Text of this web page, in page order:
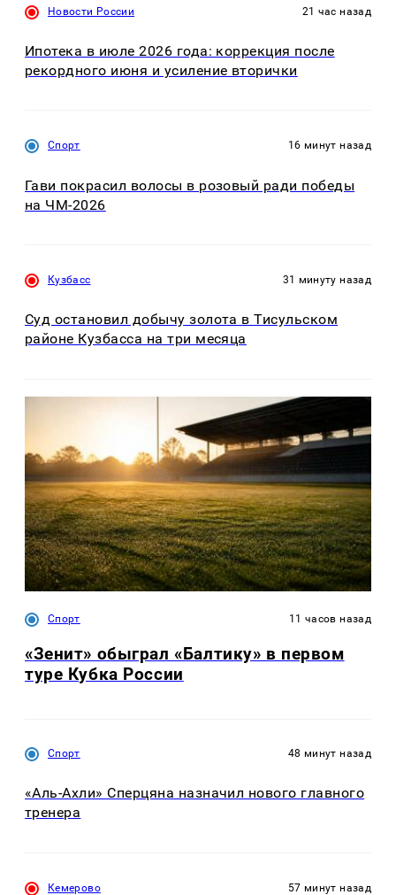
Новости России 21 час назад
Ипотека в июле 2026 года: коррекция после
рекордного июня и усиление вторички
Спорт 16 минут назад
Гави покрасил волосы в розовый ради победы
на ЧМ-2026
Кузбасс 31 минуту назад
Суд остановил добычу золота в Тисульском
районе Кузбасса на три месяца
Спорт 11 часов назад
«Зенит» обыграл «Балтику» в первом
туре Кубка России
Спорт 48 минут назад
«Аль-Ахли» Сперцяна назначил нового главного
тренера
Кемерово 57 минут назад